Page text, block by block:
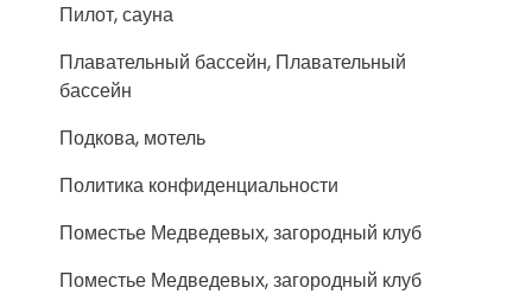
Пилот, сауна
Плавательный бассейн, Плавательный
бассейн
Подкова, мотель
Политика конфиденциальности
Поместье Медведевых, загородный клуб
Поместье Медведевых, загородный клуб